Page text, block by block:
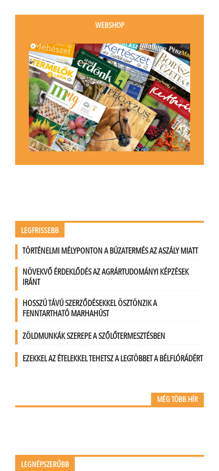
WEBSHOP
LEGFRISSEBB
TÖRTÉNELMI MÉLYPONTON A BÚZATERMÉS AZ ASZÁLY MIATT
NÖVEKVŐ ÉRDEKLŐDÉS AZ AGRÁRTUDOMÁNYI KÉPZÉSEK
IRÁNT
HOSSZÚ TÁVÚ SZERZŐDÉSEKKEL ÖSZTÖNZIK A
FENNTARTHATÓ MARHAHÚST
ZÖLDMUNKÁK SZEREPE A SZŐLŐTERMESZTÉSBEN
EZEKKEL AZ ÉTELEKKEL TEHETSZ A LEGTÖBBET A BÉLFLÓRÁDÉRT
MÉG TÖBB HÍR
LEGNÉPSZERŰBB